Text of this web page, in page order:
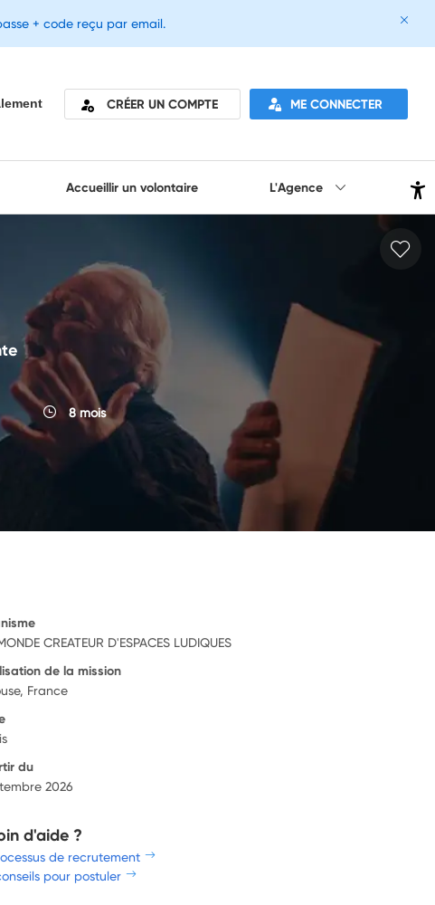
CRÉER UN COMPTE ME CONNECTER
Accueillir un volontaire L'Agence
8 mois
CREATEUR D'ESPACES LUDIQUES
de la mission
France
du
2026
d'aide ?
de recrutement
pour postuler
+ code reçu par email.